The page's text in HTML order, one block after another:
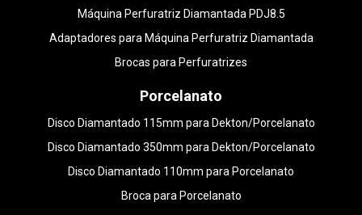
Máquina Perfuratriz Diamantada PDJ8.5
Adaptadores para Máquina Perfuratriz Diamantada
Brocas para Perfuratrizes
Porcelanato
Disco Diamantado 115mm para Dekton/Porcelanato
Disco Diamantado 350mm para Dekton/Porcelanato
Disco Diamantado 110mm para Porcelanato
Broca para Porcelanato